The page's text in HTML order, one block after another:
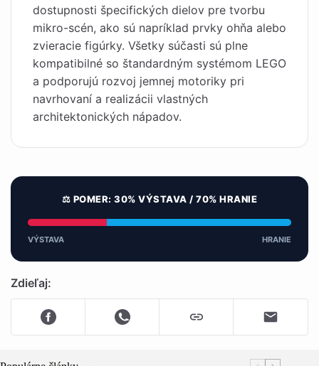
dostupnosti špecifických dielov pre tvorbu
mikro-scén, ako sú napríklad prvky ohňa alebo
zvieracie figúrky. Všetky súčasti sú plne
kompatibilné so štandardným systémom LEGO
a podporujú rozvoj jemnej motoriky pri
navrhovaní a realizácii vlastných
architektonických nápadov.
⚖️ POMER: 30% VÝSTAVA / 70% HRANIE
VÝSTAVA HRANIE
Zdieľaj: